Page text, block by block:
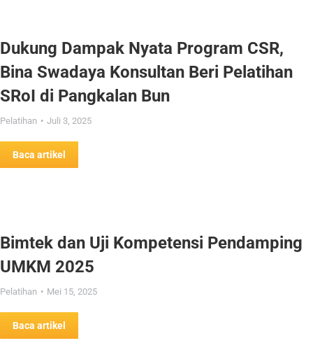
Dukung Dampak Nyata Program CSR,
Bina Swadaya Konsultan Beri Pelatihan
SRoI di Pangkalan Bun
Pelatihan Juli 3, 2025
Baca artikel
Bimtek dan Uji Kompetensi Pendamping
UMKM 2025
Pelatihan Mei 15, 2025
Baca artikel